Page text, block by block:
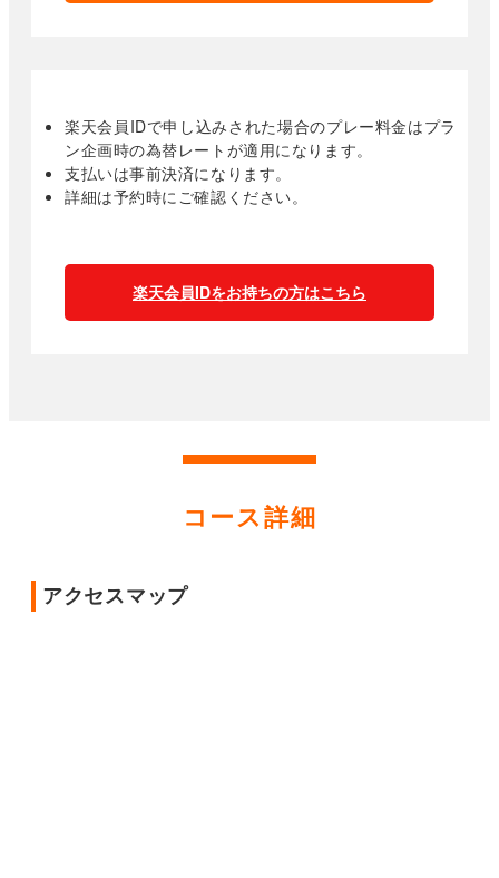
楽天会員IDで申し込みされた場合のプレー料金はプラ
ン企画時の為替レートが適用になります。
支払いは事前決済になります。
詳細は予約時にご確認ください。
楽天会員IDをお持ちの方はこちら
コース詳細
アクセスマップ